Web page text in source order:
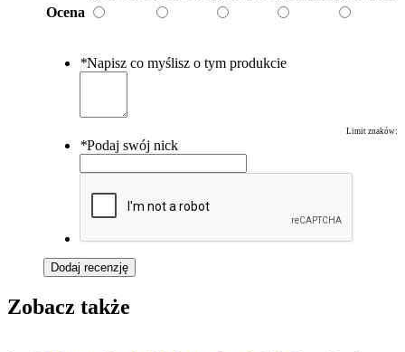
Ocena
*Napisz co myślisz o tym produkcie
Limit znaków:
*Podaj swój nick
Dodaj recenzję
Zobacz także